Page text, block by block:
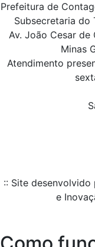
Prefeitura de
Subsecretaria do
Av. João Cesar de
Minas
Atendimento
:: Site desenvolvido
e